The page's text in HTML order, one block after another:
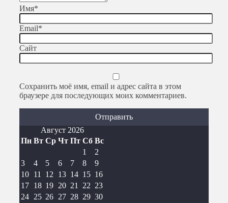
Имя*
Email*
Сайт
Сохранить моё имя, email и адрес сайта в этом
браузере для последующих моих комментариев.
Август 2026
Пн Вт Ср Чт Пт Сб Вс
1
2
3
4 5 6 7 8
9
10 11 12 13 14 15 16
17 18 19 20 21 22 23
24 25 26 27 28 29 30